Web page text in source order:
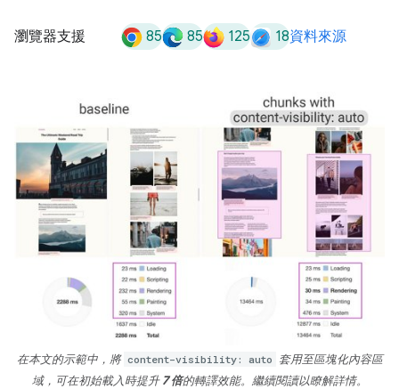
瀏覽器支援 85 85 125 18資料來源
在本文的示範中，將 content-visibility: auto 套用至區塊化內容區
域，可在初始載入時提升7 倍的轉譯效能。繼續閱讀以瞭解詳情。